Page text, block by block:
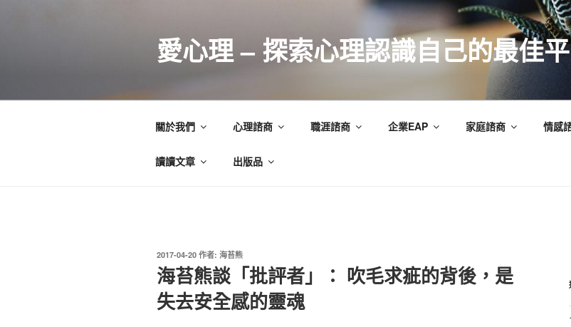
愛心理 – 探索心理認識自己的最佳
關於我們 心理諮商 職涯諮商 企業EAP 家庭諮商 情感
讀讀文章 出版品
發
佈
於
2017-04-20 作者: 海苔熊
海苔熊談「批評者」： 吹毛求疵的背後，是
失去安全感的靈魂